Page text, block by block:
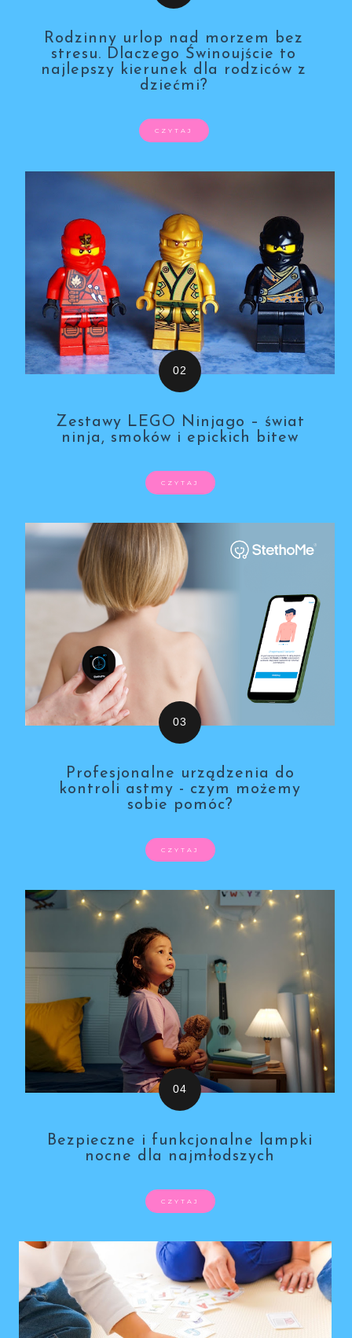
Rodzinny urlop nad morzem bez
stresu. Dlaczego Świnoujście to
najlepszy kierunek dla rodziców z
dziećmi?
CZYTAJ
Zestawy LEGO Ninjago – świat
ninja, smoków i epickich bitew
CZYTAJ
Profesjonalne urządzenia do
kontroli astmy - czym możemy
sobie pomóc?
CZYTAJ
Bezpieczne i funkcjonalne lampki
nocne dla najmłodszych
CZYTAJ